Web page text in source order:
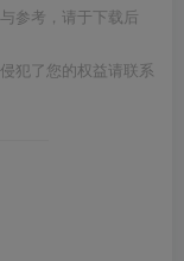
参考，请于下载后
犯了您的权益请联系